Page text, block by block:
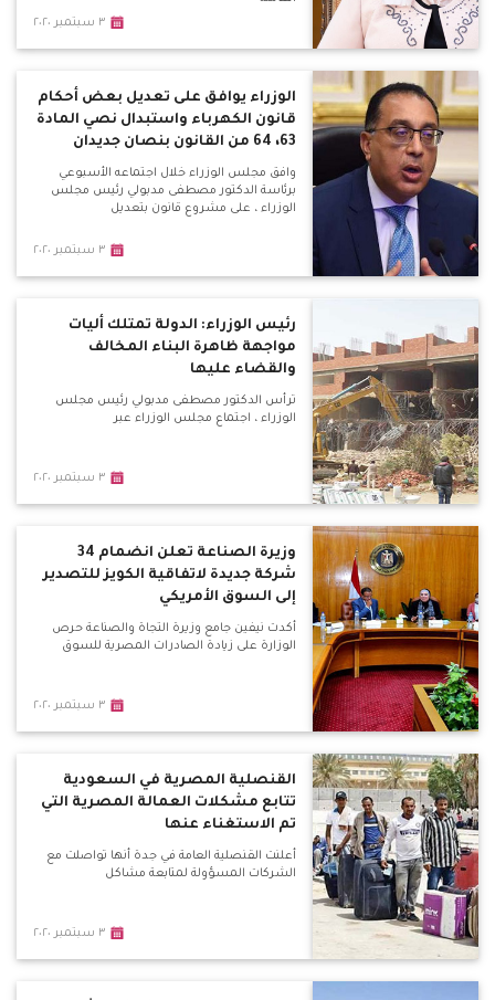
٣ سبتمبر ٢٠٢٠
الوزراء يوافق على تعديل بعض أحكام
قانون الكهرباء واستبدال نصي المادة
63، 64 من القانون بنصان جديدان
وافق مجلس الوزراء خلال اجتماعه الأسبوعي
برئاسة الدكتور مصطفى مدبولي رئيس مجلس
الوزراء ، على مشروع قانون بتعديل
٣ سبتمبر ٢٠٢٠
رئيس الوزراء: الدولة تمتلك أليات
مواجهة ظاهرة البناء المخالف
والقضاء عليها
ترأس الدكتور مصطفى مدبولي رئيس مجلس
الوزراء ، اجتماع مجلس الوزراء عبر
٣ سبتمبر ٢٠٢٠
وزيرة الصناعة تعلن انضمام 34
شركة جديدة لاتفاقية الكويز للتصدير
إلى السوق الأمريكي
أكدت نيفين جامع وزيرة التجاة والصناعة حرص
الوزارة على زيادة الصادرات المصرية للسوق
٣ سبتمبر ٢٠٢٠
القنصلية المصرية في السعودية
تتابع مشكلات العمالة المصرية التي
تم الاستغناء عنها
أعلنت القنصلية العامة في جدة أنها تواصلت مع
الشركات المسؤولة لمتابعة مشاكل
٣ سبتمبر ٢٠٢٠